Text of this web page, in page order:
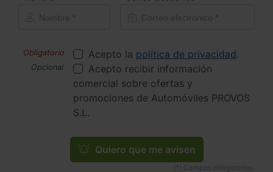
Acepto la política de privacidad.
Acepto recibir información
comercial sobre ofertas y
promociones de Automóviles PROVOS
S.L.
Quiero que me avisen